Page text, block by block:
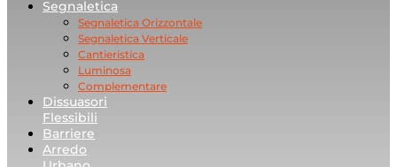
Segnaletica
Segnaletica Orizzontale
Segnaletica Verticale
Cantieristica
Luminosa
Complementare
Dissuasori
Flessibili
Barriere
Arredo